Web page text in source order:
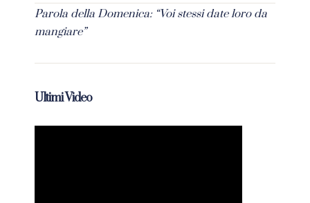
Parola della Domenica: “Voi stessi date loro da
mangiare”
Ultimi Video